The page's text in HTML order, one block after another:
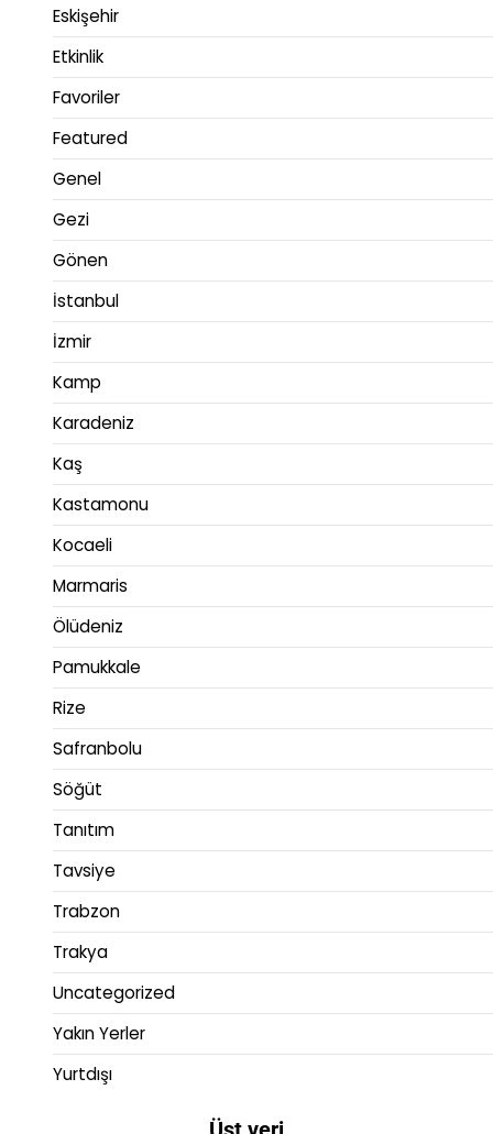
Eskişehir
Etkinlik
Favoriler
Featured
Genel
Gezi
Gönen
İstanbul
İzmir
Kamp
Karadeniz
Kaş
Kastamonu
Kocaeli
Marmaris
Ölüdeniz
Pamukkale
Rize
Safranbolu
Söğüt
Tanıtım
Tavsiye
Trabzon
Trakya
Uncategorized
Yakın Yerler
Yurtdışı